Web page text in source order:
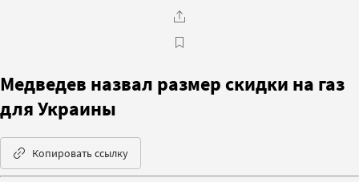
Медведев назвал размер скидки на газ
для Украины
Копировать ссылку